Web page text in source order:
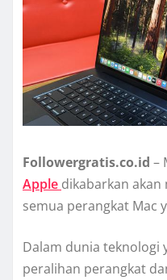
Followergratis.co.id –
Apple dikabarkan
semua perangkat Mac
Dalam dunia teknologi
peralihan perangkat